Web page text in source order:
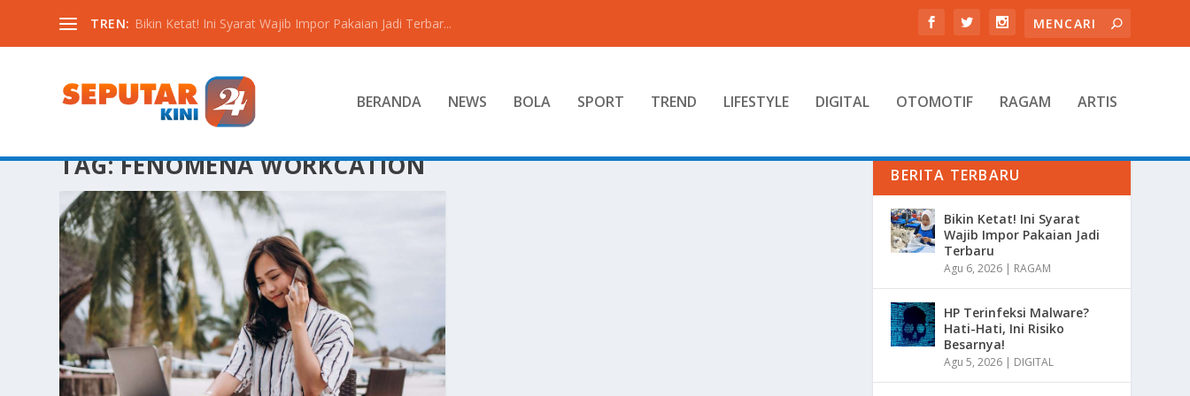
TREN: Bikin Ketat! Ini Syarat Wajib Impor Pakaian Jadi Terbar...
BERANDA NEWS BOLA SPORT TREND LIFESTYLE DIGITAL OTOMOTIF RAGAM ARTIS
TAG:FENOMENA WORKCATION BERITA TERBARU
Bikin Ketat! Ini Syarat
Wajib Impor Pakaian Jadi
Terbaru
Agu 6, 2026 | RAGAM
HP Terinfeksi Malware?
Hati-Hati, Ini Risiko
Besarnya!
Agu 5, 2026 | DIGITAL